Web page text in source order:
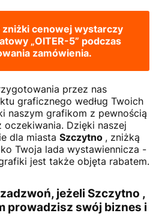
zniżki cenowej wystarczy
„OITER-5” podczas
zamówienia.
przez nas
graficznego według Twoich
naszym grafikom z pewnością
Dzięki naszej
dla miasta Szczytno , zniżką
Twoja lada wystawiennicza -
jest także objęta rabatem.
jeżeli Szczytno ,
prowadzisz swój biznes i